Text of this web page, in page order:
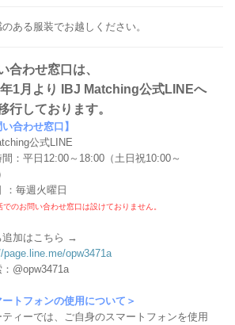
ある服装でお越しください。
合わせ窓口は、
1月より IBJ Matching公式LINEへ
行しております。
い合わせ窓口】
公式LINE
：平日12:00～18:00（土日祝10:00～
：毎週火曜日
のお問い合わせ窓口は設けておりません。
追加はこちら →
page.line.me/opw3471a
：@opw3471a
ートフォンの使用について＞
ィーでは、ご自身のスマートフォンを使用